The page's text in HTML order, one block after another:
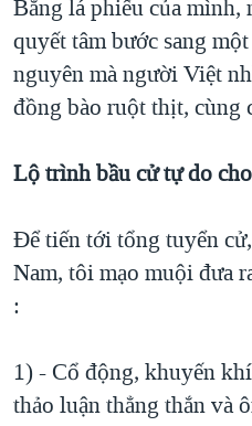
Bằng lá phiếu của mình,
quyết tâm bước sang
nguyên mà người Việt
đồng bào ruột thịt, cùng
Lộ trình bầu cử tự do
Để tiến tới tổng tuyển
Nam, tôi mạo muội đưa
:
1) - Cổ động, khuyến
thảo luận thẳng thắn và